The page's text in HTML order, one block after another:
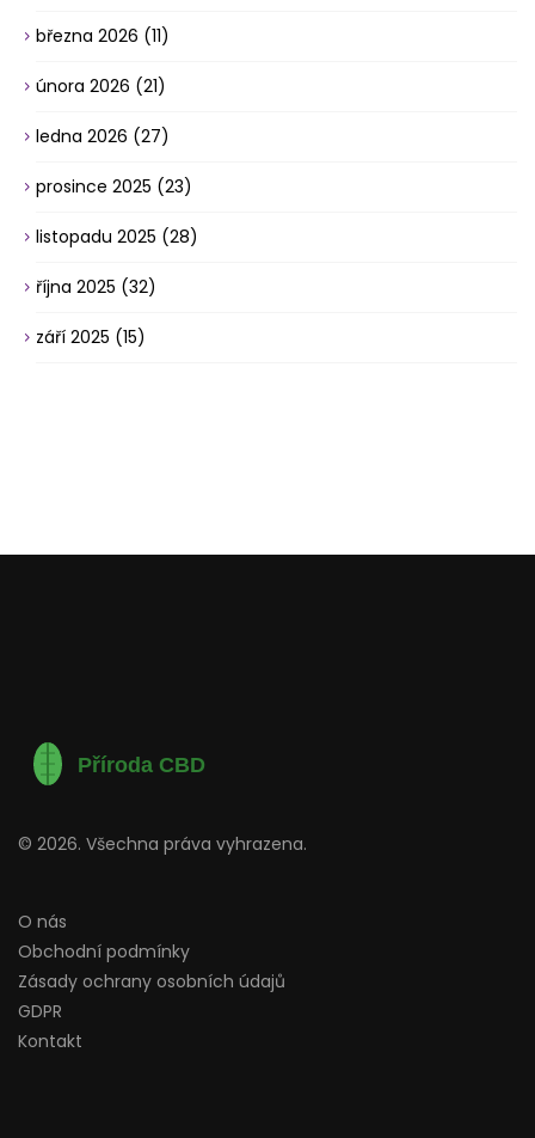
března 2026 (11)
února 2026 (21)
ledna 2026 (27)
prosince 2025 (23)
listopadu 2025 (28)
října 2025 (32)
září 2025 (15)
© 2026. Všechna práva vyhrazena.
O nás
Obchodní podmínky
Zásady ochrany osobních údajů
GDPR
Kontakt